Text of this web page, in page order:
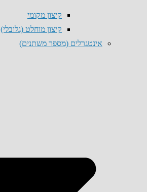
קיצון מקומי
קיצון מוחלט (גלובלי)
אינטגרלים (מספר משתנים)